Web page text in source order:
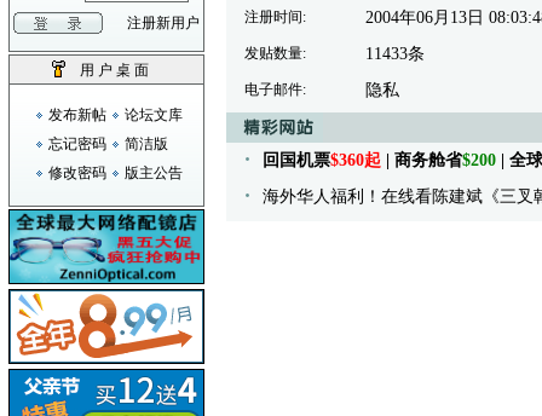
注册新用户
用 户 桌 面
发布新帖
论坛文库
忘记密码
简洁版
修改密码
版主公告
注册时间: 2004年06月13日
发贴数量: 11433条
电子邮件: 隐私
回国机票$360起 | 商务舱省$200 | 全
海外华人福利！在线看陈建斌《三